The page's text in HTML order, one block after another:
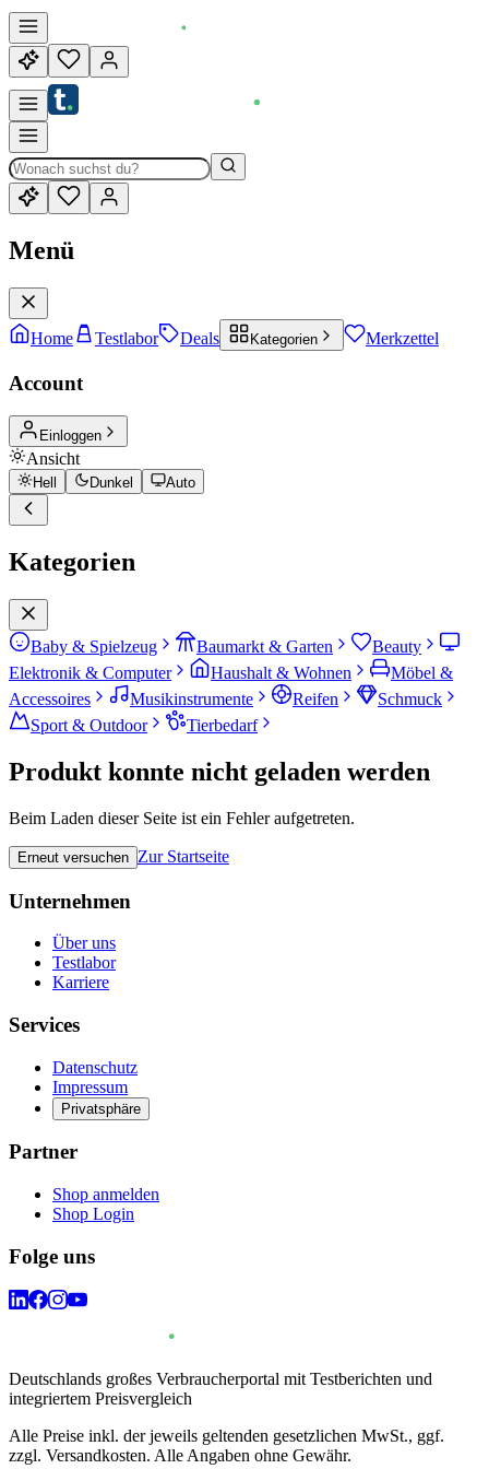
Menü
Home Testlabor Deals Kategorien Merkzettel
Account
Einloggen
Ansicht
Hell Dunkel Auto
Kategorien
Baby & Spielzeug Baumarkt & Garten
Beauty
Elektronik & Computer
Haushalt & Wohnen
Möbel &
Accessoires
Musikinstrumente Reifen
Schmuck
Sport & Outdoor
Tierbedarf
Produkt konnte nicht geladen werden
Beim Laden dieser Seite ist ein Fehler aufgetreten.
Erneut versuchen Zur Startseite
Unternehmen
Über uns
Testlabor
Karriere
Services
Datenschutz
Impressum
Privatsphäre
Partner
Shop anmelden
Shop Login
Folge uns
Deutschlands großes Verbraucherportal mit Testberichten und
integriertem Preisvergleich
Alle Preise inkl. der jeweils geltenden gesetzlichen MwSt., ggf.
zzgl. Versandkosten. Alle Angaben ohne Gewähr.